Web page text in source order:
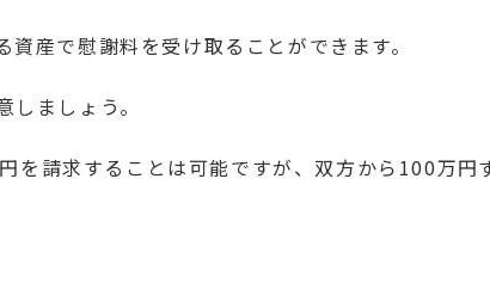
産で慰謝料を受け取ることができます。
ましょう。
請求することは可能ですが、双方から100万円